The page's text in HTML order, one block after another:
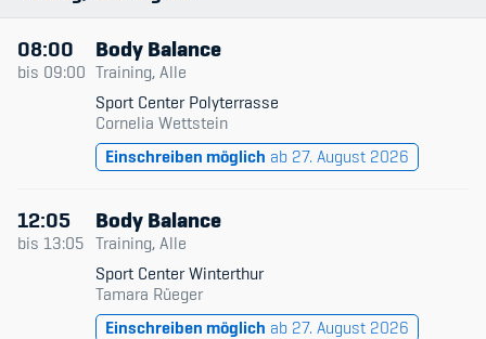
08:00
bis 09:00
Body Balance
Training, Alle
Sport Center Polyterrasse
Cornelia Wettstein
Einschreiben möglich ab 27. August 2026
12:05
bis 13:05
Body Balance
Training, Alle
Sport Center Winterthur
Tamara Rüeger
Einschreiben möglich ab 27. August 2026